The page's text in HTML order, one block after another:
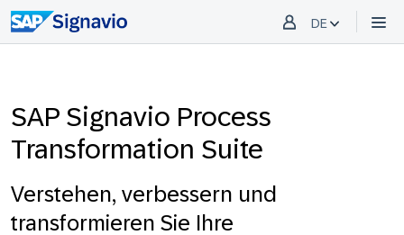
DE
SAP Signavio Process
Transformation Suite
Verstehen, verbessern und
transformieren Sie Ihre